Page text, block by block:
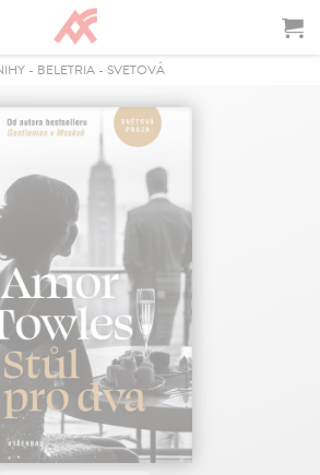
- BELETRIA- SVETOVÁ